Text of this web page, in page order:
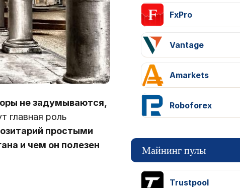
не задумываются,
главная роль
простыми
и чем он полезен
FxPro
Vantage
Amarkets
Roboforex
Майнинг пулы
Trustpool